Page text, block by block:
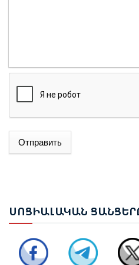
Отправить
ՍՈՑԻԱԼԱԿԱՆ
ՌՈՒԲԵՆ ՌՈՒԲԻՆՅԱՆԸ
ՄԱՍԻՆ ՀՐԱՄԱՆԱԳԻՐԸ
ԻԼՀԱՄ ԱԼԻԵՎ.